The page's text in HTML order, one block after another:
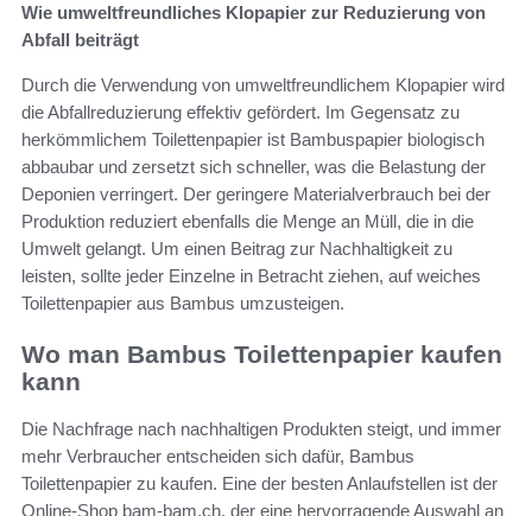
Wie umweltfreundliches Klopapier zur Reduzierung von
Abfall beiträgt
Durch die Verwendung von umweltfreundlichem Klopapier wird
die Abfallreduzierung effektiv gefördert. Im Gegensatz zu
herkömmlichem Toilettenpapier ist Bambuspapier biologisch
abbaubar und zersetzt sich schneller, was die Belastung der
Deponien verringert. Der geringere Materialverbrauch bei der
Produktion reduziert ebenfalls die Menge an Müll, die in die
Umwelt gelangt. Um einen Beitrag zur Nachhaltigkeit zu
leisten, sollte jeder Einzelne in Betracht ziehen, auf weiches
Toilettenpapier aus Bambus umzusteigen.
Wo man Bambus Toilettenpapier kaufen
kann
Die Nachfrage nach nachhaltigen Produkten steigt, und immer
mehr Verbraucher entscheiden sich dafür, Bambus
Toilettenpapier zu kaufen. Eine der besten Anlaufstellen ist der
Online-Shop bam-bam.ch, der eine hervorragende Auswahl an